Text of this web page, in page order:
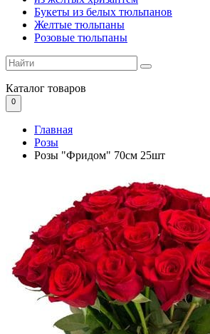
Букеты из белых тюльпанов
Желтые тюльпаны
Розовые тюльпаны
Каталог товаров
0
Главная
Розы
Розы "Фридом" 70см 25шт